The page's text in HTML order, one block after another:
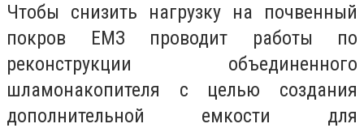
Чтобы снизить нагрузку на почвенный
покров ЕМЗ проводит работы по
реконструкции объединенного
шламонакопителя с целью создания
дополнительной емкости для